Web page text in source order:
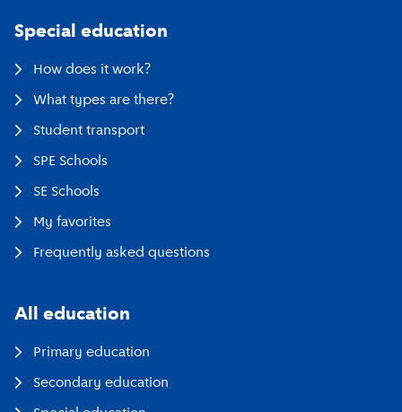
Special education
How does it work?
What types are there?
Student transport
SPE Schools
SE Schools
My favorites
Frequently asked questions
All education
Primary education
Secondary education